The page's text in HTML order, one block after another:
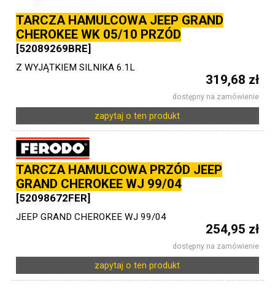
TARCZA HAMULCOWA JEEP GRAND
CHEROKEE WK 05/10 PRZÓD
[52089269BRE]
Z WYJĄTKIEM SILNIKA 6.1L
319,68 zł
dostępny na zamówienie
zapytaj o ten produkt
TARCZA HAMULCOWA PRZÓD JEEP
GRAND CHEROKEE WJ 99/04
[52098672FER]
JEEP GRAND CHEROKEE WJ 99/04
254,95 zł
dostępny na zamówienie
zapytaj o ten produkt